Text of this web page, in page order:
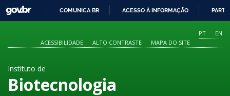
O
CONTEÚDO
GOVBR
COMUNICA BR ACESSO À INFORMAÇÃO
PT
EN
ACESSIBILIDADE
ALTO CONTRASTE MAPA DO SITE
Instituto de
Biotecnologia